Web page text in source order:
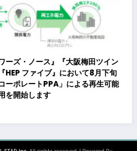
貴瞬、16億円のシンジケートローン